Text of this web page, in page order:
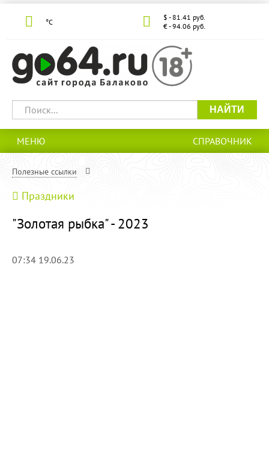
°С
$ - 81.41 руб.
€ - 94.06 руб.
НАЙТИ
МЕНЮ СПРАВОЧНИК
Полезные ссылки
Праздники
"Золотая рыбка" - 2023
07:34 19.06.23